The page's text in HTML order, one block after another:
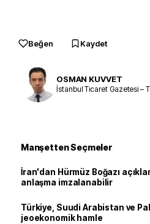
Beğen Kaydet
OSMAN KUVVET
İstanbul Ticaret Gazetesi –
Manşetten Seçmeler
İran'dan Hürmüz Boğazı
anlaşma imzalanabilir
Türkiye, Suudi Arabistan ve
jeoekonomik hamle